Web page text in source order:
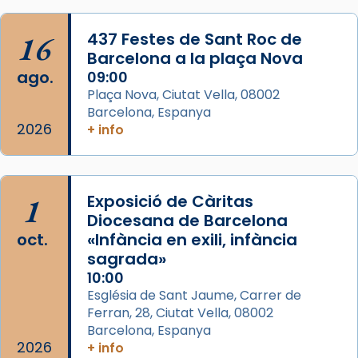
16
ago.
2026
437 Festes de Sant Roc de
Barcelona a la plaça Nova
09:00
Plaça Nova, Ciutat Vella, 08002
Barcelona, Espanya
+ info
1
oct.
2026
Exposició de Càritas
Diocesana de Barcelona
«Infància en exili, infància
sagrada»
10:00
Església de Sant Jaume, Carrer de
Ferran, 28, Ciutat Vella, 08002
Barcelona, Espanya
+ info